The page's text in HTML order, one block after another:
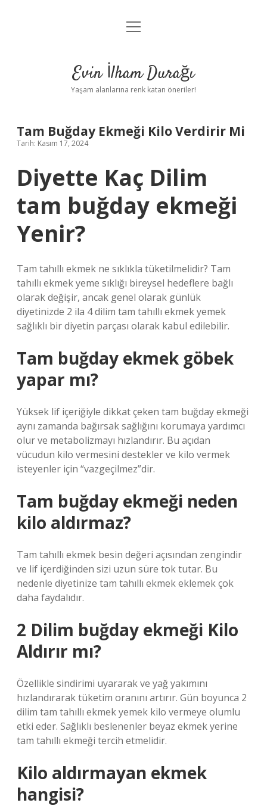
Anasayfa
Yasal Uyarı
menüyü
Evin İlham Durağı
Yaşam alanlarına renk katan öneriler!
Tam Buğday Ekmeği Kilo Verdirir Mi
Tarih: Kasım 17, 2024
Diyette Kaç Dilim
tam buğday ekmeği
Yenir?
Tam tahıllı ekmek ne sıklıkla tüketilmelidir? Tam
tahıllı ekmek yeme sıklığı bireysel hedeflere bağlı
olarak değişir, ancak genel olarak günlük
diyetinizde 2 ila 4 dilim tam tahıllı ekmek yemek
sağlıklı bir diyetin parçası olarak kabul edilebilir.
Tam buğday ekmek göbek
yapar mı?
Yüksek lif içeriğiyle dikkat çeken tam buğday ekmeği
aynı zamanda bağırsak sağlığını korumaya yardımcı
olur ve metabolizmayı hızlandırır. Bu açıdan
vücudun kilo vermesini destekler ve kilo vermek
isteyenler için “vazgeçilmez”dir.
Tam buğday ekmeği neden
kilo aldırmaz?
Tam tahıllı ekmek besin değeri açısından zengindir
ve lif içerdiğinden sizi uzun süre tok tutar. Bu
nedenle diyetinize tam tahıllı ekmek eklemek çok
daha faydalıdır.
2 Dilim buğday ekmeği Kilo
Aldırır mı?
Özellikle sindirimi uyararak ve yağ yakımını
hızlandırarak tüketim oranını artırır. Gün boyunca 2
dilim tam tahıllı ekmek yemek kilo vermeye olumlu
etki eder. Sağlıklı beslenenler beyaz ekmek yerine
tam tahıllı ekmeği tercih etmelidir.
Kilo aldırmayan ekmek
hangisi?